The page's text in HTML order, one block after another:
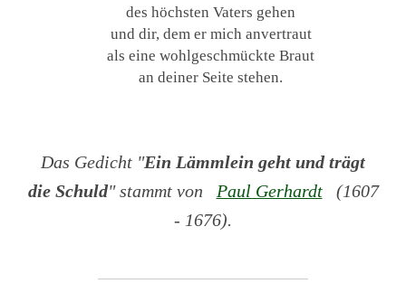
des höchsten Vaters gehen
und dir, dem er mich anvertraut
als eine wohlgeschmückte Braut
an deiner Seite stehen.
Das Gedicht "Ein Lämmlein geht und trägt
die Schuld" stammt von Paul Gerhardt(1607
- 1676).